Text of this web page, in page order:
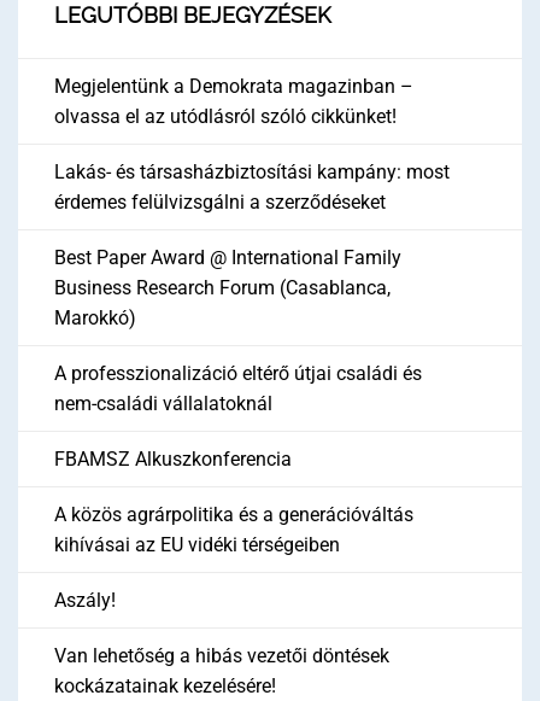
LEGUTÓBBI BEJEGYZÉSEK
Megjelentünk a Demokrata magazinban –
olvassa el az utódlásról szóló cikkünket!
Lakás- és társasházbiztosítási kampány: most
érdemes felülvizsgálni a szerződéseket
Best Paper Award @ International Family
Business Research Forum (Casablanca,
Marokkó)
A professzionalizáció eltérő útjai családi és
nem-családi vállalatoknál
FBAMSZ Alkuszkonferencia
A közös agrárpolitika és a generációváltás
kihívásai az EU vidéki térségeiben
Aszály!
Van lehetőség a hibás vezetői döntések
kockázatainak kezelésére!